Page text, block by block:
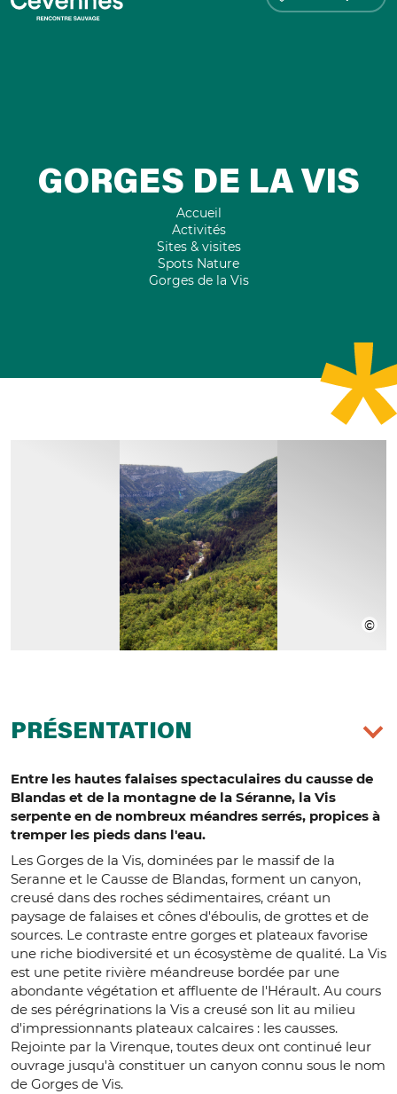
GORGES DE LA VIS
Accueil
Activités
Sites & visites
Spots Nature
Gorges de la Vis
PRÉSENTATION
Entre les hautes falaises spectaculaires du causse de
Blandas et de la montagne de la Séranne, la Vis
serpente en de nombreux méandres serrés, propices à
tremper les pieds dans l'eau.
Les Gorges de la Vis, dominées par le massif de la
Seranne et le Causse de Blandas, forment un canyon,
creusé dans des roches sédimentaires, créant un
paysage de falaises et cônes d'éboulis, de grottes et de
sources. Le contraste entre gorges et plateaux favorise
une riche biodiversité et un écosystème de qualité. La Vis
est une petite rivière méandreuse bordée par une
abondante végétation et affluente de l'Hérault. Au cours
de ses pérégrinations la Vis a creusé son lit au milieu
d'impressionnants plateaux calcaires : les causses.
Rejointe par la Virenque, toutes deux ont continué leur
ouvrage jusqu'à constituer un canyon connu sous le nom
de Gorges de Vis.